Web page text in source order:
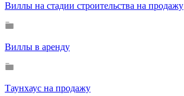
Виллы на стадии строительства на продажу
Виллы в аренду
Таунхаус на продажу